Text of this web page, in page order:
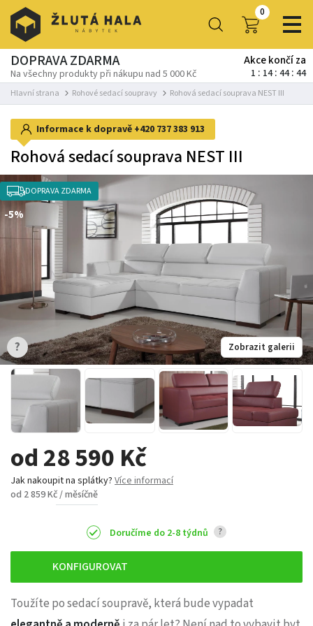
0
DOPRAVA ZDARMA
Na všechny produkty při nákupu nad 5 000 Kč
Akce končí za
1 14 44 43
Hlavní strana Rohové sedací soupravy Rohová sedací souprava NEST III
od 28 590 Kč
Jak nakoupit na splátky? Více informací
od 2 859 Kč / měsíčně
Doručíme do 2-8 týdnů ?
KONFIGUROVAT
Informace k dopravě +420 737 383 913
Rohová sedací souprava NEST III
DOPRAVA ZDARMA
-5%
Zobrazit galerii
?
Toužíte po sedací soupravě, která bude vypadat